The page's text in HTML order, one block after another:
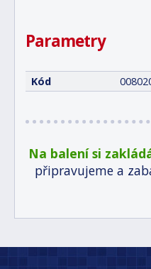
Parametry
Kód
Na balení si
připravujeme a